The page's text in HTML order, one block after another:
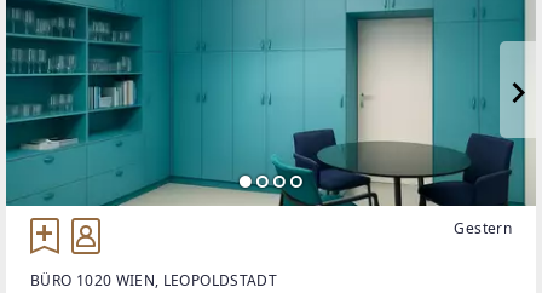
Gestern
BÜRO 1020 WIEN, LEOPOLDSTADT